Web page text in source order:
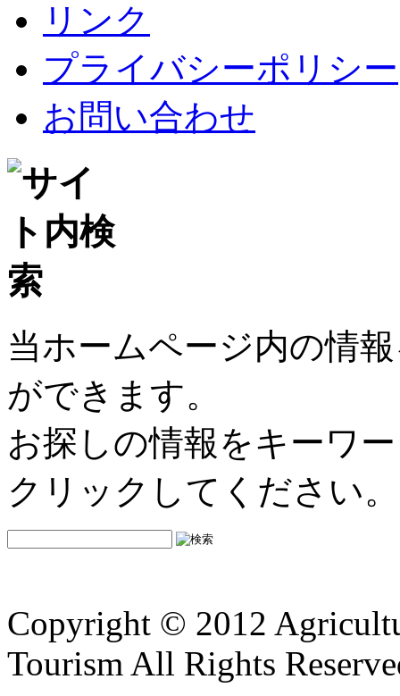
リンク
プライバシーポリシー
お問い合わせ
当ホームページ内の情
ができます。
お探しの情報をキーワ
クリックしてください。
Copyright © 2012
Tourism All Rights